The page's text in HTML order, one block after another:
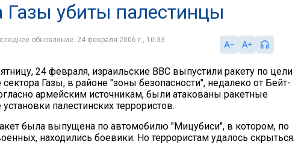
Газы убиты палестинцы
обновление: 24 февраля 2006 г., 10:33
24 февраля, израильские ВВС выпустили ракету по цели
сектора Газы, в районе "зоны безопасности", недалеко от Бейт-
армейским источникам, были атакованы ракетные
палестинских террористов.
была выпущена по автомобилю "Мицубиси", в котором, по
находились боевики. Но террористам удалось скрыться.